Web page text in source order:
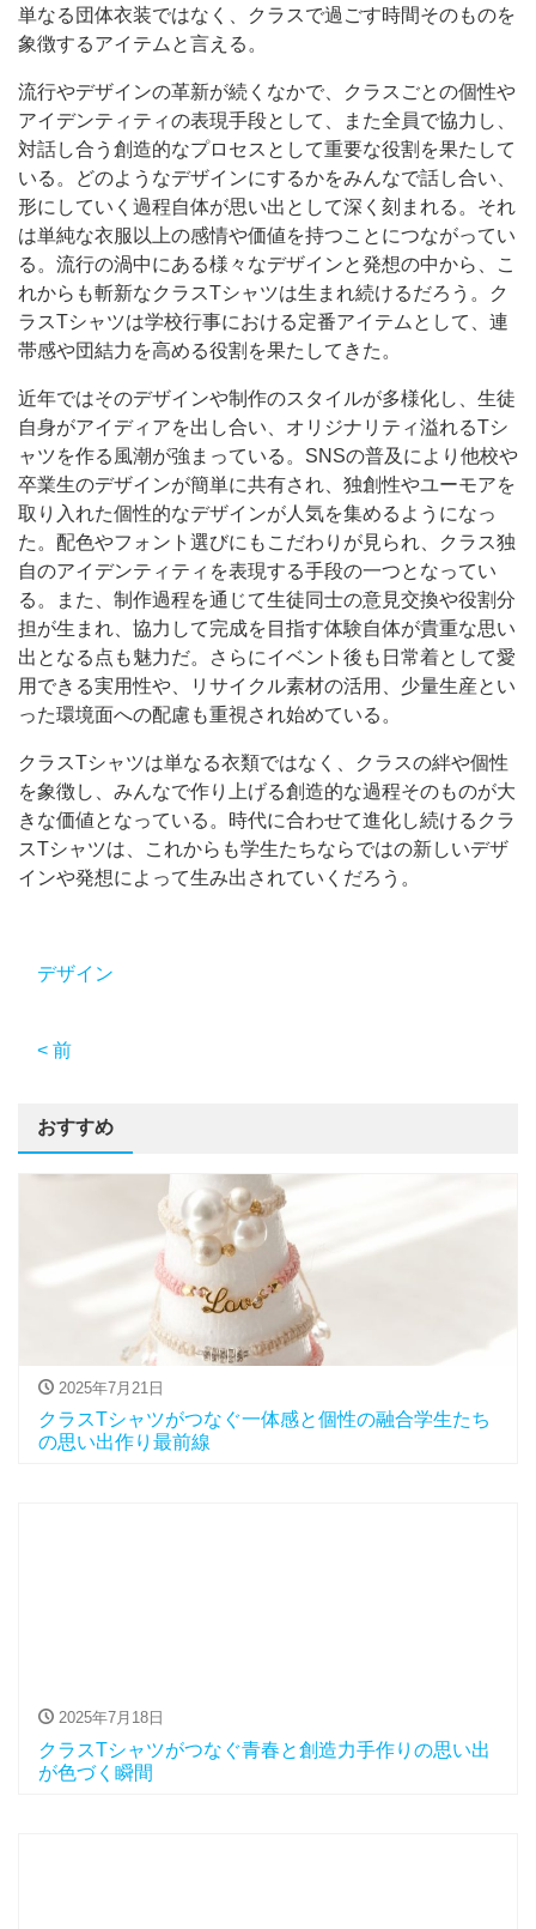
単なる団体衣装ではなく、クラスで過ごす時間そのものを
象徴するアイテムと言える。
流行やデザインの革新が続くなかで、クラスごとの個性や
アイデンティティの表現手段として、また全員で協力し、
対話し合う創造的なプロセスとして重要な役割を果たして
いる。どのようなデザインにするかをみんなで話し合い、
形にしていく過程自体が思い出として深く刻まれる。それ
は単純な衣服以上の感情や価値を持つことにつながってい
る。流行の渦中にある様々なデザインと発想の中から、こ
れからも斬新なクラスTシャツは生まれ続けるだろう。ク
ラスTシャツは学校行事における定番アイテムとして、連
帯感や団結力を高める役割を果たしてきた。
近年ではそのデザインや制作のスタイルが多様化し、生徒
自身がアイディアを出し合い、オリジナリティ溢れるTシ
ャツを作る風潮が強まっている。SNSの普及により他校や
卒業生のデザインが簡単に共有され、独創性やユーモアを
取り入れた個性的なデザインが人気を集めるようになっ
た。配色やフォント選びにもこだわりが見られ、クラス独
自のアイデンティティを表現する手段の一つとなってい
る。また、制作過程を通じて生徒同士の意見交換や役割分
担が生まれ、協力して完成を目指す体験自体が貴重な思い
出となる点も魅力だ。さらにイベント後も日常着として愛
用できる実用性や、リサイクル素材の活用、少量生産とい
った環境面への配慮も重視され始めている。
クラスTシャツは単なる衣類ではなく、クラスの絆や個性
を象徴し、みんなで作り上げる創造的な過程そのものが大
きな価値となっている。時代に合わせて進化し続けるクラ
スTシャツは、これからも学生たちならではの新しいデザ
インや発想によって生み出されていくだろう。
デザイン
< 前
おすすめ
2025年7月21日
クラスTシャツがつなぐ一体感と個性の融合学生たち
の思い出作り最前線
2025年7月18日
クラスTシャツがつなぐ青春と創造力手作りの思い出
が色づく瞬間